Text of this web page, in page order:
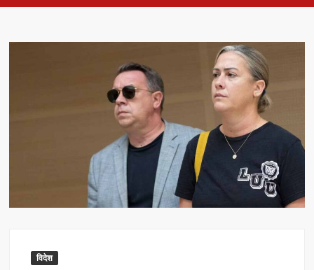
विदेश